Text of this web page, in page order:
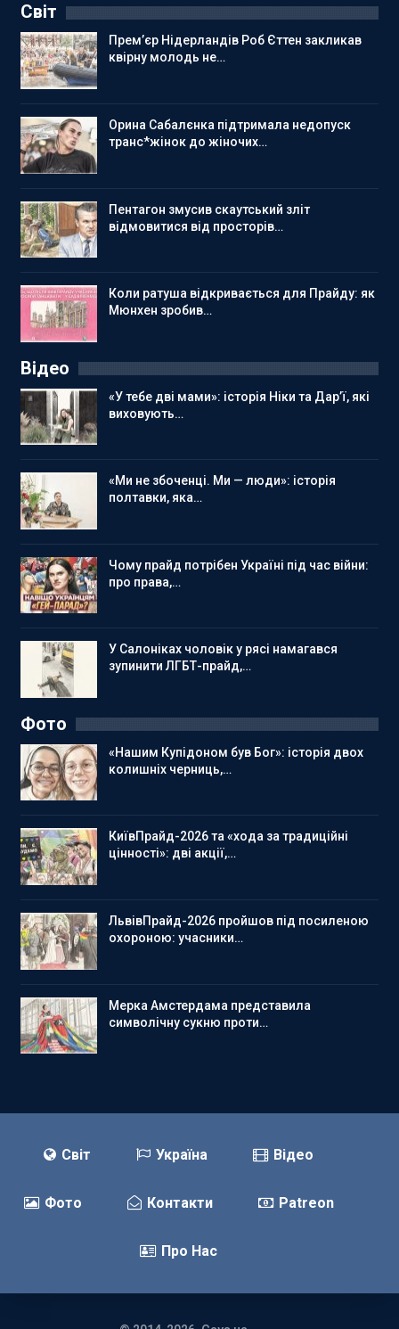
Світ
Прем’єр Нідерландів Роб Єттен закликав
квірну молодь не…
Орина Сабалєнка підтримала недопуск
транс*жінок до жіночих…
Пентагон змусив скаутський зліт
відмовитися від просторів…
Коли ратуша відкривається для Прайду: як
Мюнхен зробив…
Відео
«У тебе дві мами»: історія Ніки та Дар’ї, які
виховують…
«Ми не збоченці. Ми — люди»: історія
полтавки, яка…
Чому прайд потрібен Україні під час війни:
про права,…
У Салоніках чоловік у рясі намагався
зупинити ЛГБТ-прайд,…
Фото
«Нашим Купідоном був Бог»: історія двох
колишніх черниць,…
КиївПрайд-2026 та «хода за традиційні
цінності»: дві акції,…
ЛьвівПрайд-2026 пройшов під посиленою
охороною: учасники…
Мерка Амстердама представила
символічну сукню проти…
Світ Україна Відео
Фото Контакти Patreon
Про Нас